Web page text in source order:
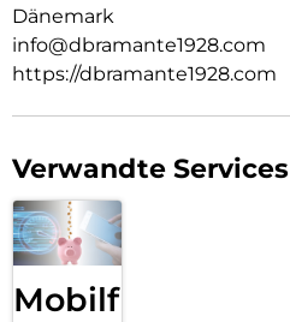
Dänemark
info@dbramante1928.com
https://dbramante1928.com
Verwandte Services
Mobilfunk